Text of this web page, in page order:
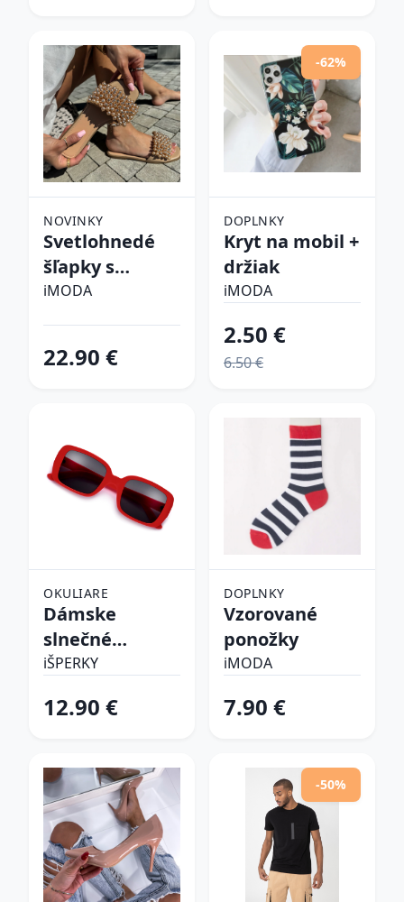
NOVINKY
Svetlohnedé
šľapky s
perličkami
iMODA
22.90 €
-62%
DOPLNKY
Kryt na mobil +
držiak
iMODA
2.50 €
6.50 €
OKULIARE
Dámske
slnečné
okuliare
iŠPERKY
12.90 €
DOPLNKY
Vzorované
ponožky
iMODA
7.90 €
-50%